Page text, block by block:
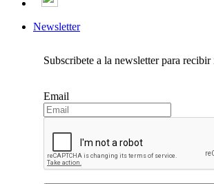
Newsletter
Subscribete a la newsletter para
Email